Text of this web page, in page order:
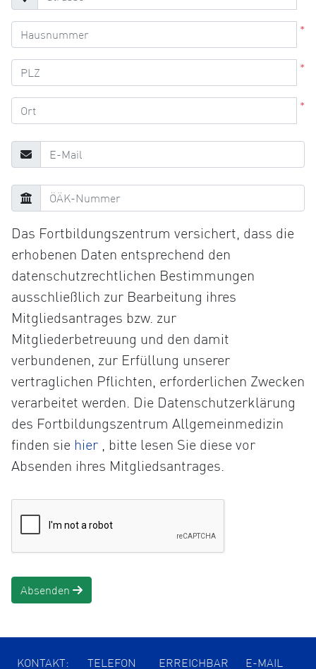
*
*
*
Das Fortbildungszentrum versichert, dass die
erhobenen Daten entsprechend den
datenschutzrechtlichen Bestimmungen
ausschließlich zur Bearbeitung ihres
Mitgliedsantrages bzw. zur
Mitgliederbetreuung und den damit
verbundenen, zur Erfüllung unserer
vertraglichen Pflichten, erforderlichen Zwecken
verarbeitet werden. Die Datenschutzerklärung
des Fortbildungszentrum Allgemeinmedizin
finden sie hier
Öffnet
die
einem
neuen
, bitte lesen Sie diese vor
Absenden ihres Mitgliedsantrages.
Absenden
KONTAKT: TELEFON ERREICHBAR E-MAIL